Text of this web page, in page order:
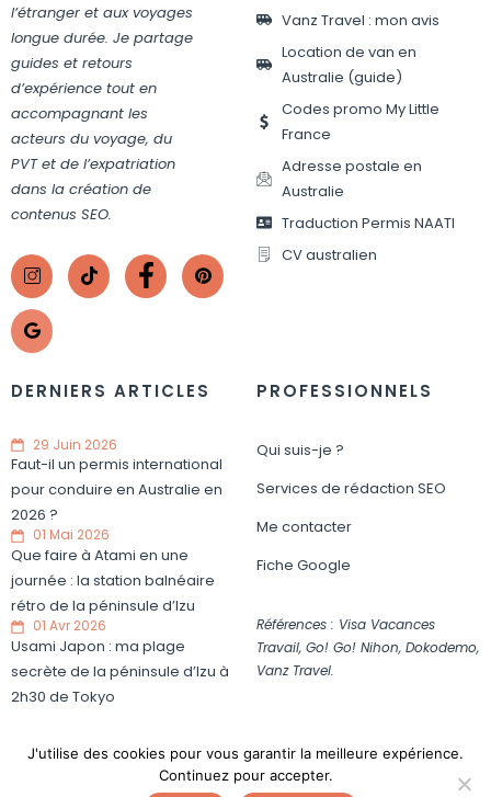
l’étranger et aux voyages
longue durée. Je partage
guides et retours
d’expérience tout en
accompagnant les
acteurs du voyage, du
PVT et de l’expatriation
dans la création de
contenus SEO.
Vanz Travel : mon avis
Location de van en
Australie (guide)
Codes promo My Little
France
Adresse postale en
Australie
Traduction Permis NAATI
CV australien
DERNIERS ARTICLES
29 Juin 2026
Faut-il un permis international
pour conduire en Australie en
2026 ?
01 Mai 2026
Que faire à Atami en une
journée : la station balnéaire
rétro de la péninsule d’Izu
01 Avr 2026
Usami Japon : ma plage
secrète de la péninsule d’Izu à
2h30 de Tokyo
PROFESSIONNELS
Qui suis-je ?
Services de rédaction SEO
Me contacter
Fiche Google
Références : Visa Vacances
Travail, Go! Go! Nihon, Dokodemo,
Vanz Travel.
J'utilise des cookies pour vous garantir la meilleure expérience.
Continuez pour accepter.